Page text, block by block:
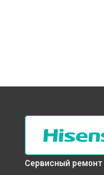
Сервисный ремонт